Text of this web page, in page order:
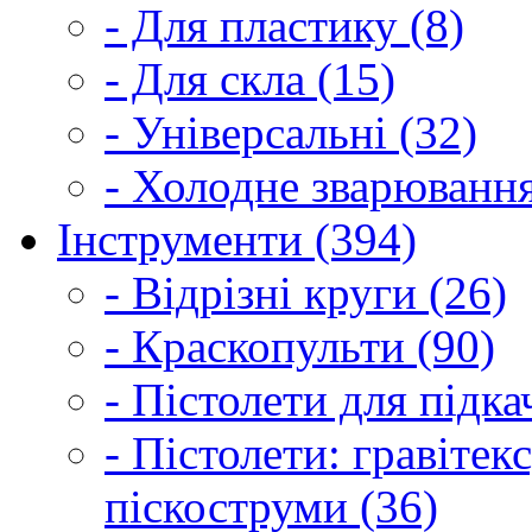
- Для пластику (8)
- Для скла (15)
- Універсальні (32)
- Холодне
Інструменти (394)
- Відрізні круги (26)
- Краскопульти (90)
- Пістолети для
- Пістолети:
піскоструми (36)